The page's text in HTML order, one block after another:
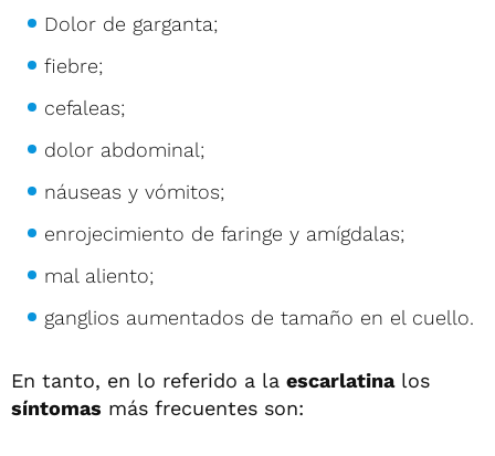
Dolor de garganta;
fiebre;
cefaleas;
dolor abdominal;
náuseas y vómitos;
enrojecimiento de faringe y amígdalas;
mal aliento;
ganglios aumentados de tamaño en el cuello.
En tanto, en lo referido a la escarlatinalos
síntomas más frecuentes son: